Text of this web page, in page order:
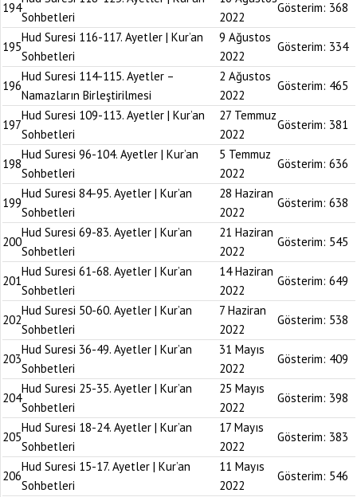
194
Sohbetleri
2022
Gösterim: 368
195
Hud Suresi 116-117. Ayetler | Kur’an
Sohbetleri
9 Ağustos
2022
Gösterim: 334
196
Hud Suresi 114-115. Ayetler –
Namazların Birleştirilmesi
2 Ağustos
2022
Gösterim: 465
197
Hud Suresi 109-113. Ayetler | Kur’an
Sohbetleri
27 Temmuz
2022
Gösterim: 381
198
Hud Suresi 96-104. Ayetler | Kur’an
Sohbetleri
5 Temmuz
2022
Gösterim: 636
199
Hud Suresi 84-95. Ayetler | Kur’an
Sohbetleri
28 Haziran
2022
Gösterim: 638
200
Hud Suresi 69-83. Ayetler | Kur’an
Sohbetleri
21 Haziran
2022
Gösterim: 545
201
Hud Suresi 61-68. Ayetler | Kur’an
Sohbetleri
14 Haziran
2022
Gösterim: 649
202
Hud Suresi 50-60. Ayetler | Kur’an
Sohbetleri
7 Haziran
2022
Gösterim: 538
203
Hud Suresi 36-49. Ayetler | Kur’an
Sohbetleri
31 Mayıs
2022
Gösterim: 409
204
Hud Suresi 25-35. Ayetler | Kur’an
Sohbetleri
25 Mayıs
2022
Gösterim: 398
205
Hud Suresi 18-24. Ayetler | Kur’an
Sohbetleri
17 Mayıs
2022
Gösterim: 383
206
Hud Suresi 15-17. Ayetler | Kur’an
Sohbetleri
11 Mayıs
2022
Gösterim: 546